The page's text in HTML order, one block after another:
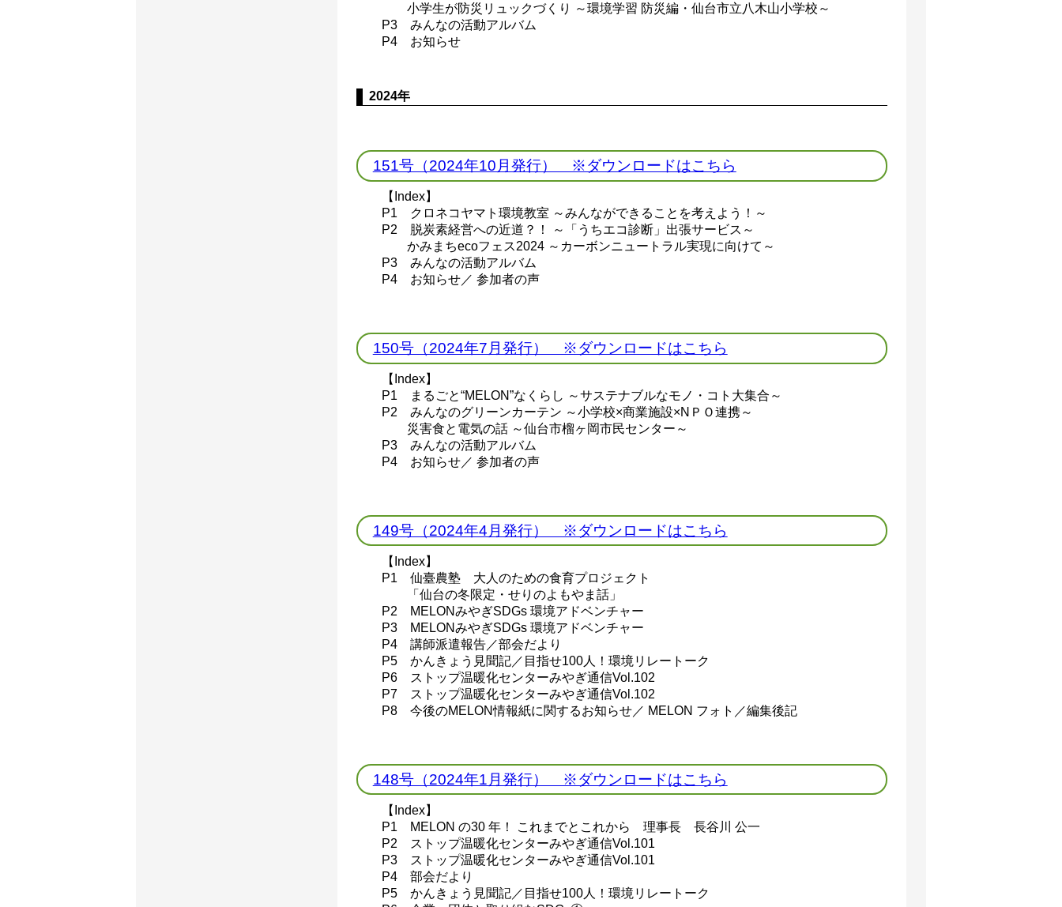
小学生が防災リュックづくり ～環境学習 防災編・仙台市立八木山小学校～
P3 みんなの活動アルバム
P4 お知らせ
2024年
151号（2024年10月発行） ※ダウンロードはこちら
【Index】
P1 クロネコヤマト環境教室 ～みんなができることを考えよう！～
P2 脱炭素経営への近道？！ ～「うちエコ診断」出張サービス～
かみまちecoフェス2024 ～カーボンニュートラル実現に向けて～
P3 みんなの活動アルバム
P4 お知らせ／ 参加者の声
150号（2024年7月発行） ※ダウンロードはこちら
【Index】
P1 まるごと“MELON”なくらし ～サステナブルなモノ・コト大集合～
P2 みんなのグリーンカーテン ～小学校×商業施設×NＰＯ連携～
災害食と電気の話 ～仙台市榴ヶ岡市民センター～
P3 みんなの活動アルバム
P4 お知らせ／ 参加者の声
149号（2024年4月発行） ※ダウンロードはこちら
【Index】
P1 仙臺農塾 大人のための食育プロジェクト
「仙台の冬限定・せりのよもやま話」
P2 MELONみやぎSDGs 環境アドベンチャー
P3 MELONみやぎSDGs 環境アドベンチャー
P4 講師派遣報告／部会だより
P5 かんきょう見聞記／目指せ100人！環境リレートーク
P6 ストップ温暖化センターみやぎ通信Vol.102
P7 ストップ温暖化センターみやぎ通信Vol.102
P8 今後のMELON情報紙に関するお知らせ／ MELON フォト／編集後記
148号（2024年1月発行） ※ダウンロードはこちら
【Index】
P1 MELON の30 年！ これまでとこれから 理事長 長谷川 公一
P2 ストップ温暖化センターみやぎ通信Vol.101
P3 ストップ温暖化センターみやぎ通信Vol.101
P4 部会だより
P5 かんきょう見聞記／目指せ100人！環境リレートーク